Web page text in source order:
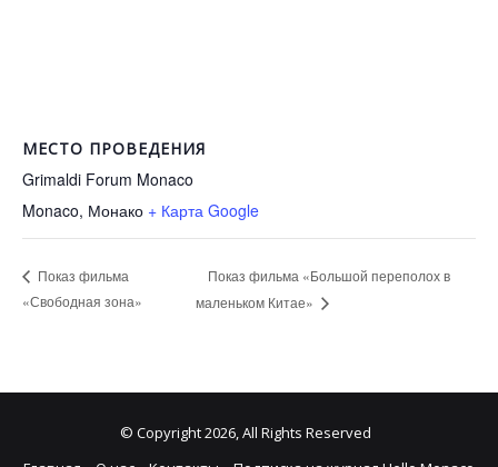
МЕСТО ПРОВЕДЕНИЯ
Grimaldi Forum Monaco
Monaco, Монако + Карта Google
Показ фильма
«Свободная зона»
Показ фильма «Большой переполох в
маленьком Китае»
© Copyright 2026, All Rights Reserved